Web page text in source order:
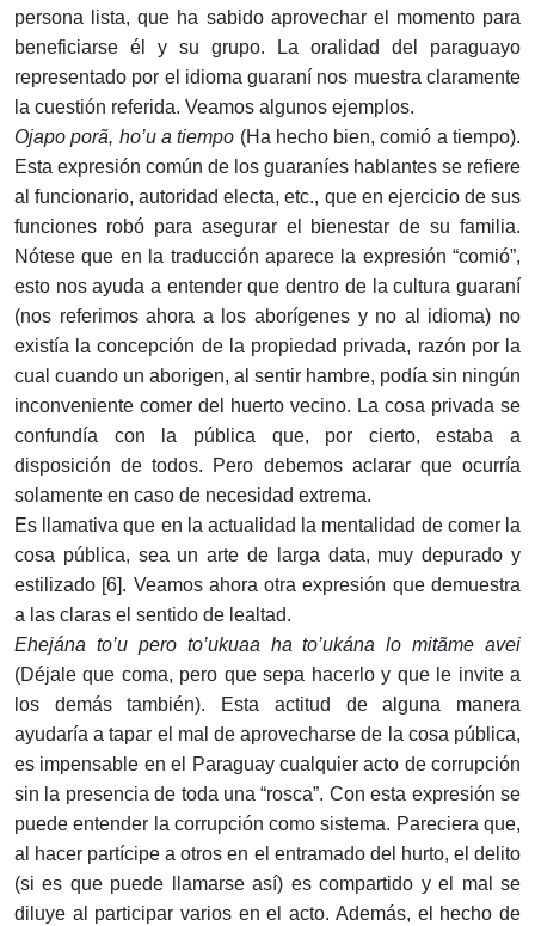
persona lista, que ha sabido aprovechar el momento para
beneficiarse él y su grupo. La oralidad del paraguayo
representado por el idioma guaraní nos muestra claramente
la cuestión referida. Veamos algunos ejemplos.
Ojapo porã, ho’u a tiempo (Ha hecho bien, comió a tiempo).
Esta expresión común de los guaraníes hablantes se refiere
al funcionario, autoridad electa, etc., que en ejercicio de sus
funciones robó para asegurar el bienestar de su familia.
Nótese que en la traducción aparece la expresión “comió”,
esto nos ayuda a entender que dentro de la cultura guaraní
(nos referimos ahora a los aborígenes y no al idioma) no
existía la concepción de la propiedad privada, razón por la
cual cuando un aborigen, al sentir hambre, podía sin ningún
inconveniente comer del huerto vecino. La cosa privada se
confundía con la pública que, por cierto, estaba a
disposición de todos. Pero debemos aclarar que ocurría
solamente en caso de necesidad extrema.
Es llamativa que en la actualidad la mentalidad de comer la
cosa pública, sea un arte de larga data, muy depurado y
estilizado [6]. Veamos ahora otra expresión que demuestra
a las claras el sentido de lealtad.
Ehejána to’u pero to’ukuaa ha to’ukána lo mitãme avei
(Déjale que coma, pero que sepa hacerlo y que le invite a
los demás también). Esta actitud de alguna manera
ayudaría a tapar el mal de aprovecharse de la cosa pública,
es impensable en el Paraguay cualquier acto de corrupción
sin la presencia de toda una “rosca”. Con esta expresión se
puede entender la corrupción como sistema. Pareciera que,
al hacer partícipe a otros en el entramado del hurto, el delito
(si es que puede llamarse así) es compartido y el mal se
diluye al participar varios en el acto. Además, el hecho de